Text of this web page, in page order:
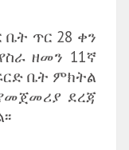
ጥር 28 ቀን
ዘመን 11ኛ
ቤት ምክትል
ደረጃ